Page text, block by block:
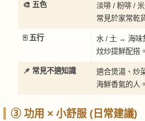
🎨 五色
淡啡 / 粉啡 /
常見於家常乾
🀄 五行
水 / 土 → 海味
炆炒提鮮配搭。
📌 常見不適知識
適合煲湯、炒
海鮮香氣的人。
③ 功用 × 小舒服 (日常建議)